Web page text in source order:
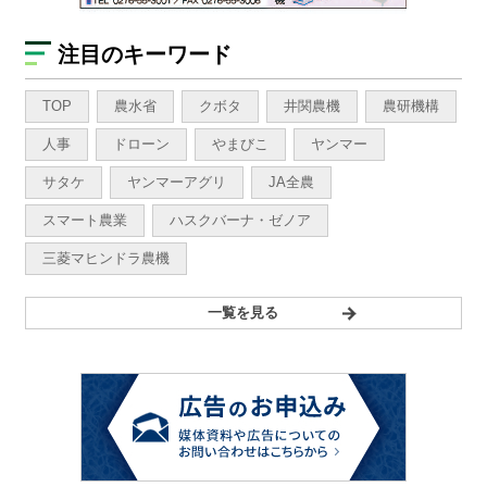
注目のキーワード
TOP 農水省 クボタ 井関農機 農研機構
人事 ドローン やまびこ ヤンマー
サタケ ヤンマーアグリ JA全農
スマート農業 ハスクバーナ・ゼノア
三菱マヒンドラ農機
一覧を見る